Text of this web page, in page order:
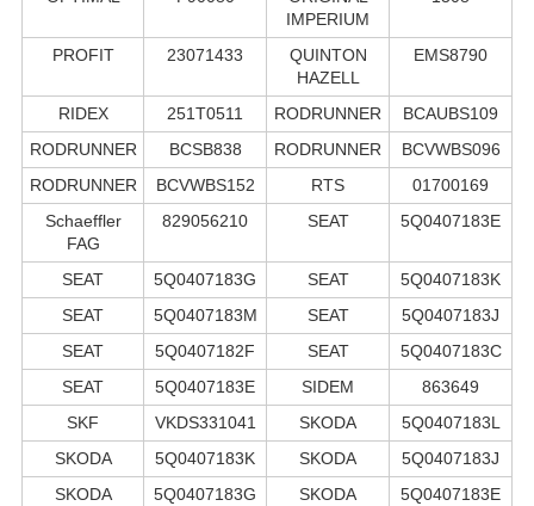
IMPERIUM
PROFIT 23071433
QUINTON
HAZELL
EMS8790
RIDEX 251T0511 RODRUNNER
BCAUBS109
RODRUNNER
BCSB838 RODRUNNER
BCVWBS096
RODRUNNER
BCVWBS152 RTS
01700169
Schaeffler
FAG
829056210 SEAT 5Q0407183E
SEAT 5Q0407183G SEAT
5Q0407183K
SEAT
5Q0407183M SEAT
5Q0407183J
SEAT
5Q0407182F SEAT
5Q0407183C
SEAT
5Q0407183E SIDEM
863649
SKF
VKDS331041 SKODA
5Q0407183L
SKODA
5Q0407183K SKODA
5Q0407183J
SKODA
5Q0407183G SKODA
5Q0407183E